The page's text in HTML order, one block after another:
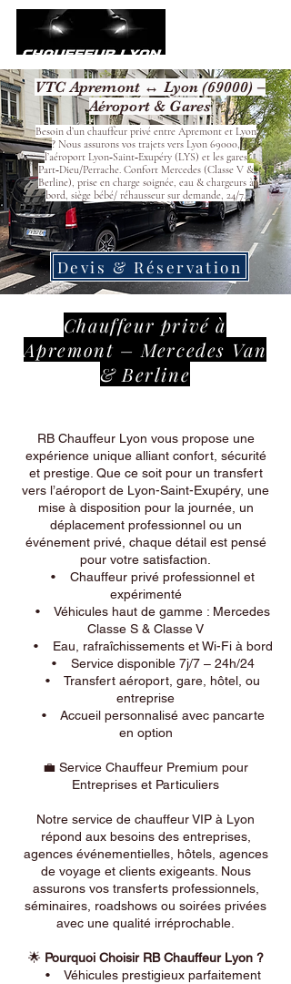
VTC Apremont ↔ Lyon (69000) –
Aéroport & Gares
Besoin d’un chauffeur privé entre Apremont et Lyon
? Nous assurons vos trajets vers Lyon 69000,
l’aéroport Lyon‑Saint‑Exupéry (LYS) et les gares
Part‑Dieu/Perrache. Confort Mercedes (Classe V &
Berline), prise en charge soignée, eau & chargeurs à
bord, siège bébé/ réhausseur sur demande, 24/7.
Devis & Réservation
Chauffeur privé à
Apremont – Mercedes Van
& Berline
RB Chauffeur Lyon vous propose une
expérience unique alliant confort, sécurité
et prestige. Que ce soit pour un transfert
vers l’aéroport de Lyon-Saint-Exupéry, une
mise à disposition pour la journée, un
déplacement professionnel ou un
événement privé, chaque détail est pensé
pour votre satisfaction.
• Chauffeur privé professionnel et
expérimenté
• Véhicules haut de gamme : Mercedes
Classe S & Classe V
• Eau, rafraîchissements et Wi-Fi à bord
• Service disponible 7j/7 – 24h/24
• Transfert aéroport, gare, hôtel, ou
entreprise
• Accueil personnalisé avec pancarte
en option
💼 Service Chauffeur Premium pour
Entreprises et Particuliers
Notre service de chauffeur VIP à Lyon
répond aux besoins des entreprises,
agences événementielles, hôtels, agences
de voyage et clients exigeants. Nous
assurons vos transferts professionnels,
séminaires, roadshows ou soirées privées
avec une qualité irréprochable.
🌟 Pourquoi Choisir RB Chauffeur Lyon ?
• Véhicules prestigieux parfaitement